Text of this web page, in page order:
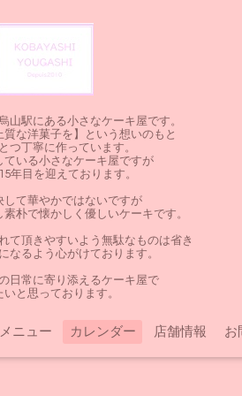
山駅にある小さなケーキ屋です。
質な洋菓子を】という想いのもと
つ丁寧に作っています。
ている小さなケーキ屋ですが
年目を迎えております。
して華やかではないですが
素朴で懐かしく優しいケーキです。
て頂きやすいよう無駄なものは省き
なるよう心がけております。
日常に寄り添えるケーキ屋で
いと思っております。
メニュー カレンダー 店舗情報 お